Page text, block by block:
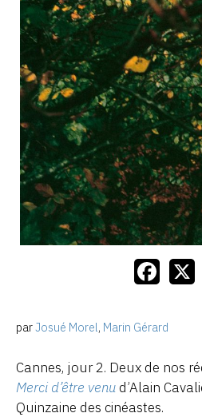
parJosué Morel, Marin Gérard
Cannes, jour 2. Deux de nos
Merci d’être venu d’Alain
Quinzaine des cinéastes.